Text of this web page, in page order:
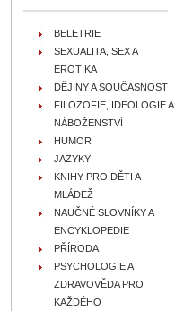
BELETRIE
SEXUALITA, SEX A
EROTIKA
DĚJINY A SOUČASNOST
FILOZOFIE, IDEOLOGIE A
NÁBOŽENSTVÍ
HUMOR
JAZYKY
KNIHY PRO DĚTI A
MLÁDEŽ
NAUČNÉ SLOVNÍKY A
ENCYKLOPEDIE
PŘÍRODA
PSYCHOLOGIE A
ZDRAVOVĚDA PRO
KAŽDÉHO